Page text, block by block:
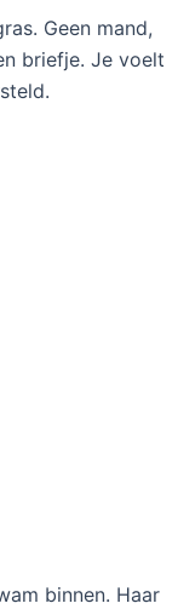
Geen mand,
briefje. Je voelt
binnen. Haar